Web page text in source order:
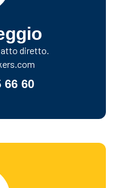
diretto.
66 60